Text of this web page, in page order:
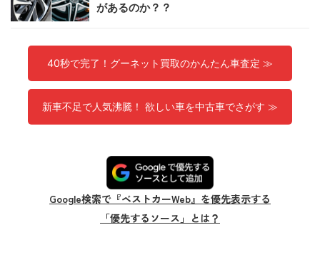
があるのか？？
40秒で完了！グーネット買取のかんたん車査定 ≫
新車不足で人気沸騰！ 欲しい車を中古車でさがす ≫
Google検索で『ベストカーWeb』を優先表示する
「優先するソース」とは？